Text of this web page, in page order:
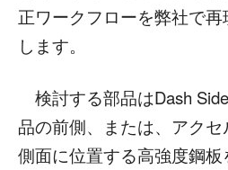
正ワークフローを弊社で
します。
検討する部品はDash
品の前側、または、アク
側面に位置する高強度鋼